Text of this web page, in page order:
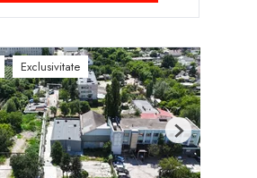
Exclusivitate
Next